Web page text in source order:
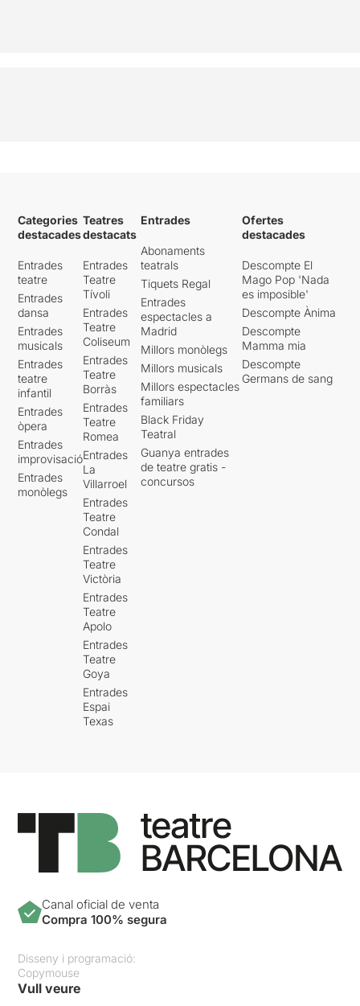
Categories
destacades
Entrades
teatre
Entrades
dansa
Entrades
musicals
Entrades
teatre
infantil
Entrades
òpera
Entrades
improvisació
Entrades
monòlegs
Teatres
destacats
Entrades
Teatre
Tívoli
Entrades
Teatre
Coliseum
Entrades
Teatre
Borràs
Entrades
Teatre
Romea
Entrades
La
Villarroel
Entrades
Teatre
Condal
Entrades
Teatre
Victòria
Entrades
Teatre
Apolo
Entrades
Teatre
Goya
Entrades
Espai
Texas
Entrades
Abonaments
teatrals
Tiquets Regal
Entrades
espectacles a
Madrid
Millors monòlegs
Millors musicals
Millors espectacles
familiars
Black Friday
Teatral
Guanya entrades
de teatre gratis -
concursos
Ofertes
destacades
Descompte El
Mago Pop 'Nada
es imposible'
Descompte Ànima
Descompte
Mamma mia
Descompte
Germans de sang
Canal oficial de venta
Compra 100% segura
Disseny i programació:
Copymouse
Vull veure